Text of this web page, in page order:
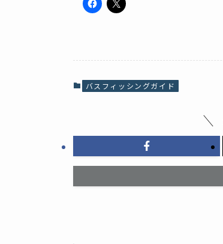
F
o
共
有
リ
て
だ
ク
X
有
(
ン
開
ま
バスフィッシングガイド